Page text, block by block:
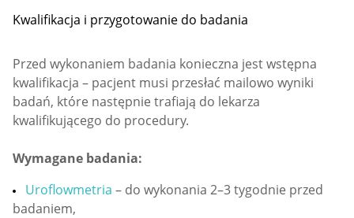
Kwalifikacja i przygotowanie do badania
Przed wykonaniem badania konieczna jest wstępna
kwalifikacja – pacjent musi przesłać mailowo wyniki
badań, które następnie trafiają do lekarza
kwalifikującego do procedury.
Wymagane badania:
Uroflowmetria – do wykonania 2–3 tygodnie przed
badaniem,